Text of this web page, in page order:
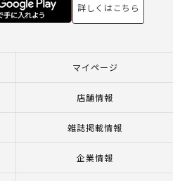
詳しくはこちら
マイページ
店舗情報
雑誌掲載情報
企業情報